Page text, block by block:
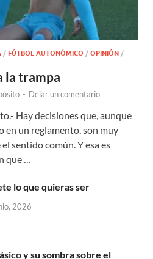
/ FÚTBOL AUTONÓMICO / OPINIÓN /
la trampa
- Dejar un comentario
Hay decisiones que, aunque
en un reglamento, son muy
sentido común. Y esa es
que …
lo que quieras ser
2026
y su sombra sobre el